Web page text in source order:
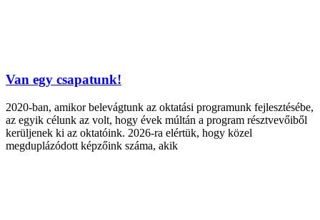
Van egy csapatunk!
2020-ban, amikor belevágtunk az oktatási programunk fejlesztésébe,
az egyik célunk az volt, hogy évek múltán a program résztvevőiből
kerüljenek ki az oktatóink. 2026-ra elértük, hogy közel
megduplázódott képzőink száma, akik